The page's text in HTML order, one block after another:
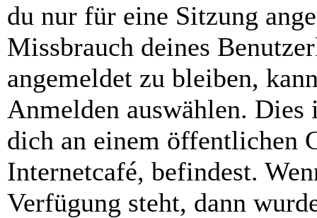
du nur für eine Sitzung
Missbrauch deines
angemeldet zu bleiben,
Anmelden auswählen.
dich an einem öffentlichen
Internetcafé, befindest.
Verfügung steht, dann